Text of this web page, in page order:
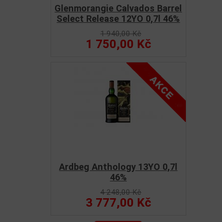
Glenmorangie Calvados Barrel
Select Release 12YO 0,7l 46%
1 940,00 Kč
1 750,00 Kč
Ardbeg Anthology 13YO 0,7l
46%
4 248,00 Kč
3 777,00 Kč